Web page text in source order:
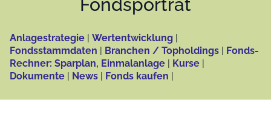
Fonds­porträt
Anlagestrategie | Wertentwicklung |
Fondsstammdaten | Branchen / Topholdings | Fonds-
Rechner: Sparplan, Einmalanlage | Kurse |
Dokumente | News | Fonds kaufen |